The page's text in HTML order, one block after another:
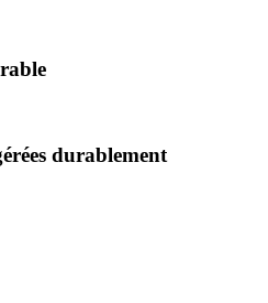
durablement